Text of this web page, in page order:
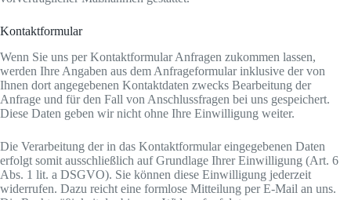
Kontaktformular
Wenn Sie uns per Kontaktformular Anfragen zukommen lassen,
werden Ihre Angaben aus dem Anfrageformular inklusive der von
Ihnen dort angegebenen Kontaktdaten zwecks Bearbeitung der
Anfrage und für den Fall von Anschlussfragen bei uns gespeichert.
Diese Daten geben wir nicht ohne Ihre Einwilligung weiter.
Die Verarbeitung der in das Kontaktformular eingegebenen Daten
erfolgt somit ausschließlich auf Grundlage Ihrer Einwilligung (Art. 6
Abs. 1 lit. a DSGVO). Sie können diese Einwilligung jederzeit
widerrufen. Dazu reicht eine formlose Mitteilung per E-Mail an uns.